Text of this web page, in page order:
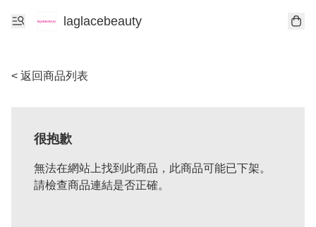
laglacebeauty
< 返回商品列表
很抱歉
無法在網站上找到此商品，此商品可能已下架。
請檢查商品連結是否正確。